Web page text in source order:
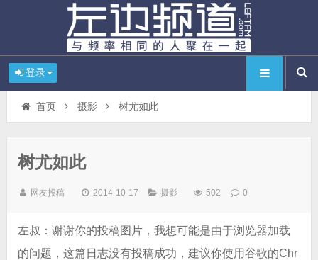
登录
首页 摄影 树尤如此
树尤如此
网友投稿 2014-10-17 摄影 502 0
左叔：谢谢你的投稿图片，我想可能是由于浏览器加载
的问题，这篇日志没有投稿成功，建议你使用谷歌的Chr